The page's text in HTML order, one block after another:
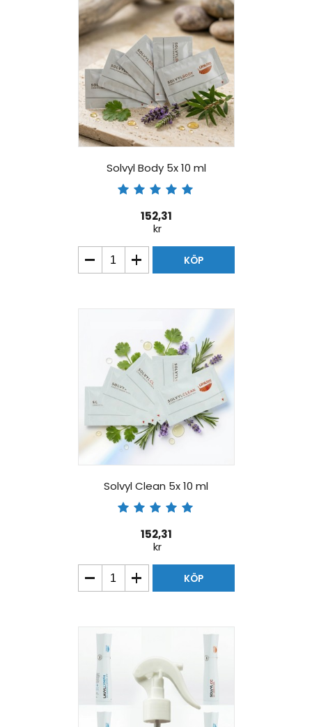
Solvyl Body 5x 10 ml
152,31
kr
KÖP
Solvyl Clean 5x 10 ml
152,31
kr
KÖP